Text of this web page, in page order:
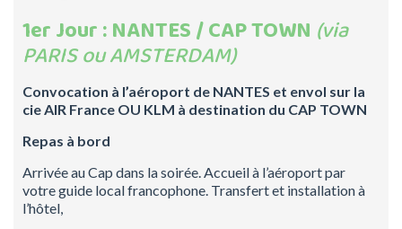
1er Jour : NANTES / CAP TOWN (via
PARIS ou AMSTERDAM)
Convocation à l’aéroport de NANTES et envol sur la
cie AIR France OU KLM à destination du CAP TOWN
Repas à bord
Arrivée au Cap dans la soirée. Accueil à l’aéroport par
votre guide local francophone. Transfert et installation à
l’hôtel,